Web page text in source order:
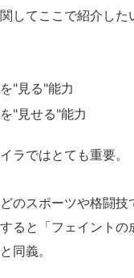
してここで紹介した
"見る"能力
"見せる"能力
ラではとても重要。
のスポーツや格闘技
ると「フェイントの
同義。